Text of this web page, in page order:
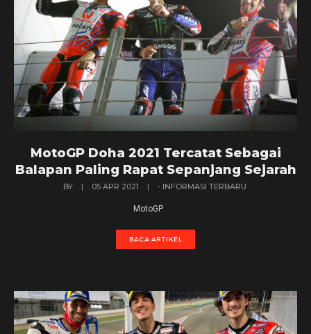
MotoGP Doha 2021 Tercatat Sebagai
Balapan Paling Rapat Sepanjang Sejarah
BY | 05 APR 2021 | - INFORMASI TERBARU
MotoGP
BACA ARTIKEL